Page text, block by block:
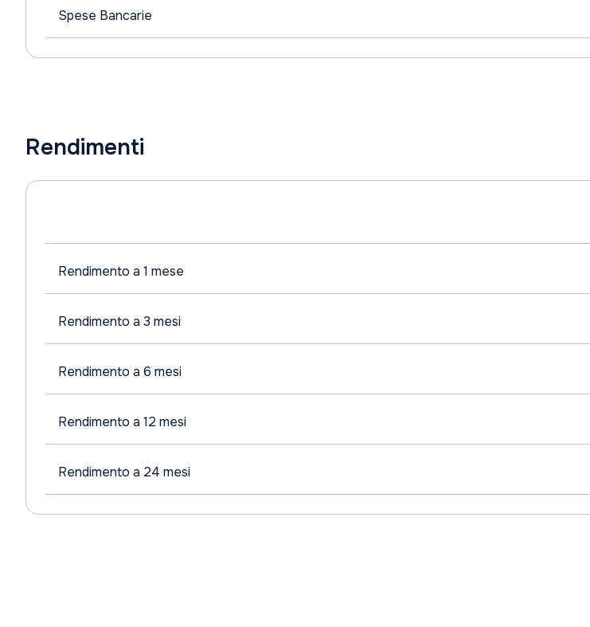
Spese Bancarie
Rendimenti
Rendimento a 1 mese
Rendimento a 3 mesi
Rendimento a 6 mesi
Rendimento a 12 mesi
Rendimento a 24 mesi